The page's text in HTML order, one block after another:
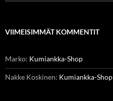
VIIMEISIMMÄT KOMMENTIT
Marko: Kumiankka-Shop
Nakke Koskinen: Kumiankka-Shop